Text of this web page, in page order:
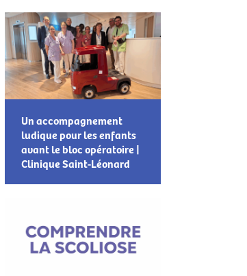
Un accompagnement
ludique pour les enfants
avant le bloc opératoire |
Clinique Saint-Léonard